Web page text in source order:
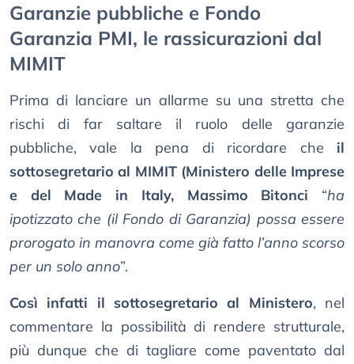
Garanzie pubbliche e Fondo
Garanzia PMI, le rassicurazioni dal
MIMIT
Prima di lanciare un allarme su una stretta che
rischi di far saltare il ruolo delle garanzie
pubbliche, vale la pena di ricordare che il
sottosegretario al MIMIT (Ministero delle Imprese
e del Made in Italy, Massimo Bitonci “ha
ipotizzato che (il Fondo di Garanzia) possa essere
prorogato in manovra come già fatto l’anno scorso
per un solo anno”.
Così infatti il sottosegretario al Ministero, nel
commentare la possibilità di rendere strutturale,
più dunque che di tagliare come paventato dal